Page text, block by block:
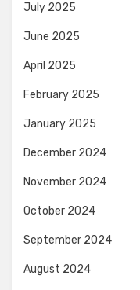
July 2025
June 2025
April 2025
February 2025
January 2025
December 2024
November 2024
October 2024
September 2024
August 2024